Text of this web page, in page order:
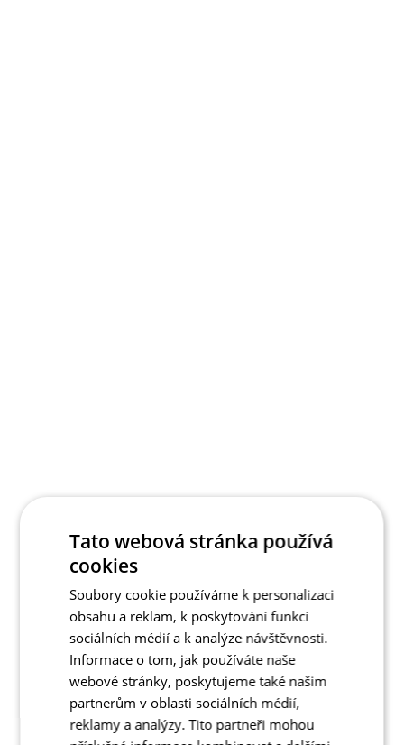
Tato webová stránka používá
cookies
Soubory cookie používáme k personalizaci
obsahu a reklam, k poskytování funkcí
sociálních médií a k analýze návštěvnosti.
Informace o tom, jak používáte naše
webové stránky, poskytujeme také našim
partnerům v oblasti sociálních médií,
reklamy a analýzy. Tito partneři mohou